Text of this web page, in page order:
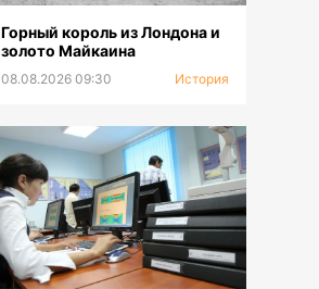
Горный король из Лондона и
золото Майкаина
08.08.2026 09:30 История